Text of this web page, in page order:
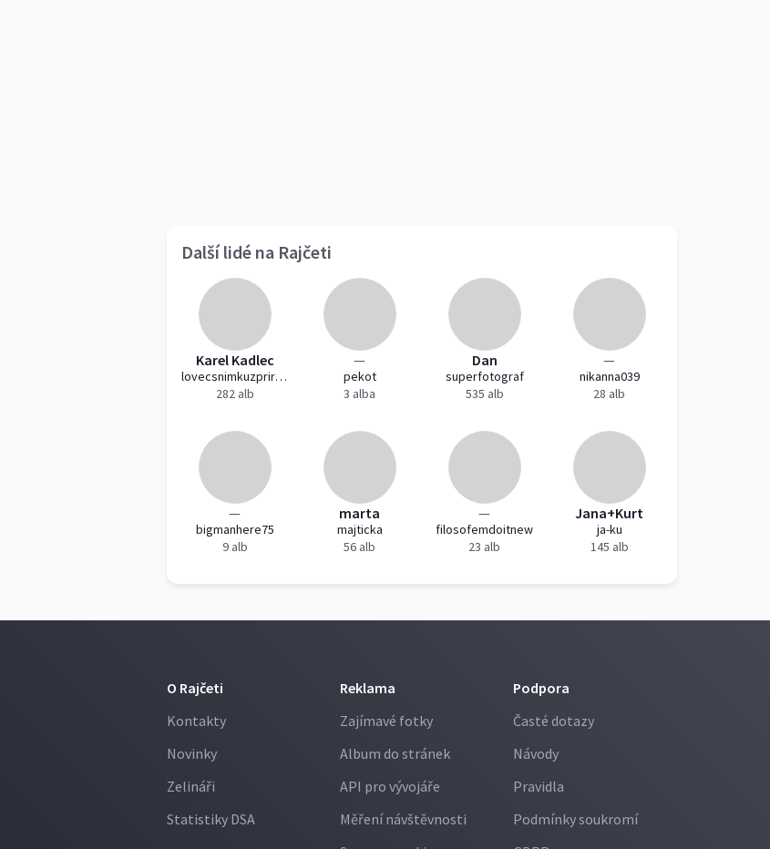
Další lidé na Rajčeti
Karel Kadlec
lovecsnimkuzprirody
282 alb
—
pekot
3 alba
Dan
superfotograf
535 alb
—
nikanna039
28 alb
—
bigmanhere75
9 alb
marta
majticka
56 alb
—
filosofemdoitnew
23 alb
Jana+Kurt
ja-ku
145 alb
O Rajčeti
Kontakty
Novinky
Zelináři
Statistiky DSA
Reklama
Zajímavé fotky
Album do stránek
API pro vývojáře
Měření návštěvnosti
Podpora
Časté dotazy
Návody
Pravidla
Podmínky soukromí